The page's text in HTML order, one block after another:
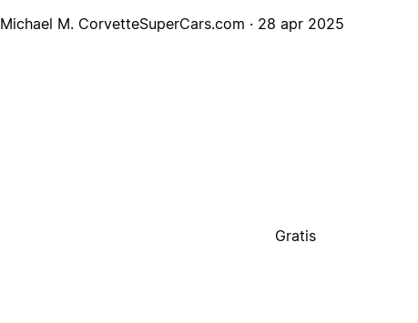
Michael M. CorvetteSuperCars.com · 28 apr 2025
Gratis